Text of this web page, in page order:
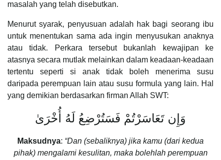
masalah yang telah disebutkan.
Menurut syarak, penyusuan adalah hak bagi seorang ibu
untuk menentukan sama ada ingin menyusukan anaknya
atau tidak. Perkara tersebut bukanlah kewajipan ke
atasnya secara mutlak melainkan dalam keadaan-keadaan
tertentu seperti si anak tidak boleh menerima susu
daripada perempuan lain atau susu formula yang lain. Hal
yang demikian berdasarkan firman Allah SWT:
وَإِن تَعَاسَرْتُمْ فَسَتُرْضِعُ لَهُ أُخْرَىٰ
Maksudnya: “Dan (sebaliknya) jika kamu (dari kedua
pihak) mengalami kesulitan, maka bolehlah perempuan